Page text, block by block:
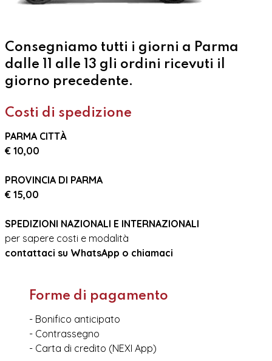
Consegniamo tutti i giorni a Parma
dalle 11 alle 13 gli ordini ricevuti il
giorno precedente.
Costi di spedizione
PARMA CITTÀ
€ 10,00
PROVINCIA DI PARMA
€ 15,00
SPEDIZIONI NAZIONALI E INTERNAZIONALI
per sapere costi e modalità
contattaci su WhatsApp o chiamaci
Forme di pagamento
- Bonifico anticipato
- Contrassegno
- Carta di credito (NEXI App)